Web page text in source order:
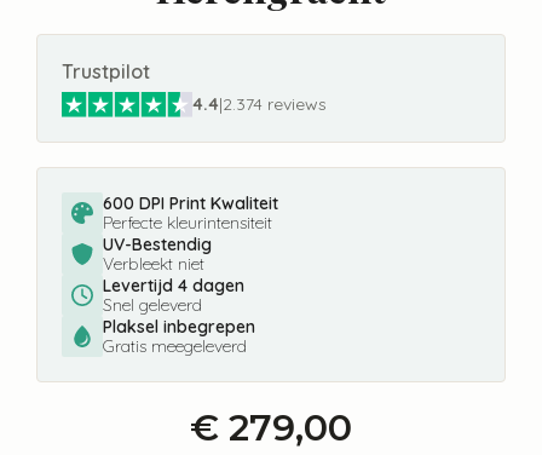
Trustpilot
4.4|2.374 reviews
600 DPI Print Kwaliteit
Perfecte kleurintensiteit
UV-Bestendig
Verbleekt niet
Levertijd 4 dagen
Snel geleverd
Plaksel inbegrepen
Gratis meegeleverd
€ 279,00